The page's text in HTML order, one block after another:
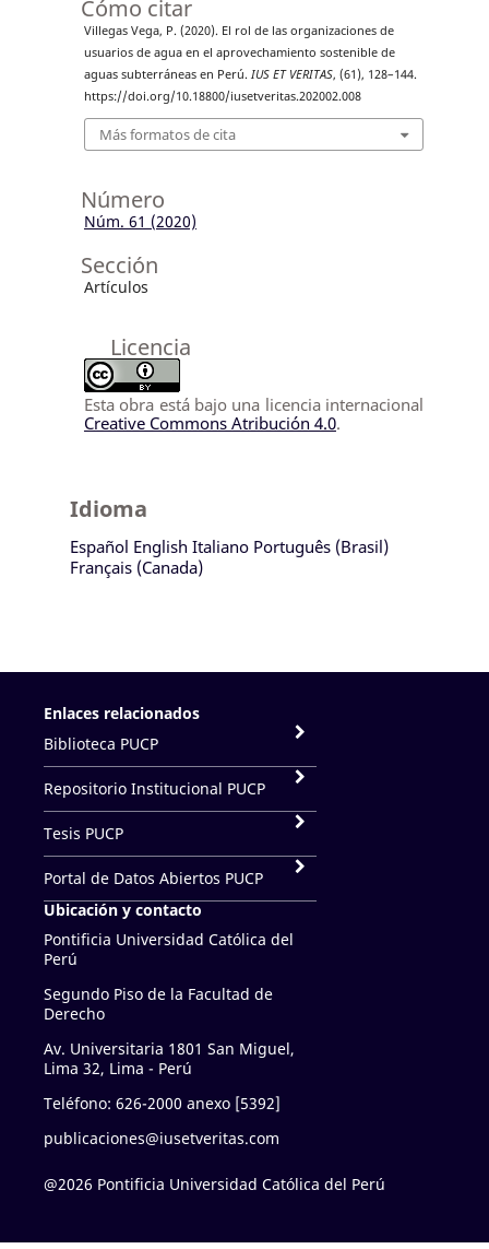
Cómo citar
Villegas Vega, P. (2020). El rol de las organizaciones de
usuarios de agua en el aprovechamiento sostenible de
aguas subterráneas en Perú. IUS ET VERITAS, (61), 128–144.
https://doi.org/10.18800/iusetveritas.202002.008
Más formatos de cita
Número
Núm. 61 (2020)
Sección
Artículos
Licencia
Esta obra está bajo una licencia internacional
Creative Commons Atribución 4.0.
Idioma
Español English Italiano Português (Brasil)
Français (Canada)
Enlaces relacionados
Biblioteca PUCP
Repositorio Institucional PUCP
Tesis PUCP
Portal de Datos Abiertos PUCP
Ubicación y contacto
Pontificia Universidad Católica del
Perú
Segundo Piso de la Facultad de
Derecho
Av. Universitaria 1801 San Miguel,
Lima 32, Lima - Perú
Teléfono: 626-2000 anexo [5392]
publicaciones@iusetveritas.com
@2026 Pontificia Universidad Católica del Perú